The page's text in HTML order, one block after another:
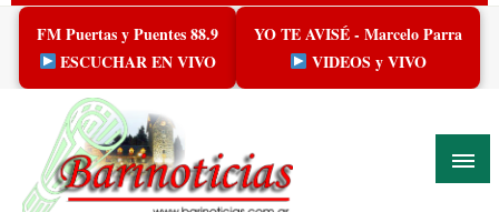
Skip
content
FM Puertas y Puentes 88.9
ESCUCHAR EN VIVO
YO TE AVISÉ - Marcelo Parra
VIDEOS y VIVO